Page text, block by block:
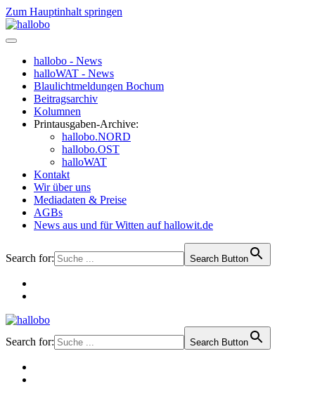
Zum Hauptinhalt springen
hallobo - News
halloWAT - News
Blaulichtmeldungen Bochum
Beitragsarchiv
Kolumnen
Printausgaben-Archive:
hallobo.NORD
hallobo.OST
halloWAT
Kontakt
Wir über uns
Mediadaten & Preise
AGBs
News aus und für Witten auf hallowit.de
Search for: Search Button
Search for: Search Button